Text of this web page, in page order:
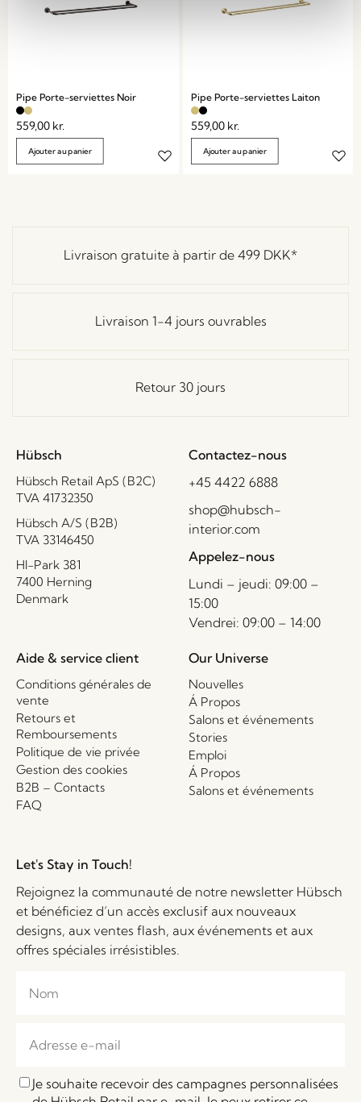
Pipe Porte-serviettes Noir
559,00 kr.
Ajouter au panier
Pipe Porte-serviettes Laiton
559,00 kr.
Ajouter au panier
Livraison gratuite à partir de 499 DKK*
Livraison 1-4 jours ouvrables
Retour 30 jours
Hübsch
Hübsch Retail ApS (B2C)
TVA 41732350
Hübsch A/S (B2B)
TVA 33146450
HI-Park 381
7400 Herning
Denmark
Contactez-nous
+45 4422 6888
shop@hubsch-
interior.com
Appelez-nous
Lundi – jeudi: 09:00 –
15:00
Vendrei: 09:00 – 14:00
Aide & service client
Conditions générales de
vente
Retours et
Remboursements
Politique de vie privée
Gestion des cookies
B2B – Contacts
FAQ
Our Universe
Nouvelles
Á Propos
Salons et événements
Stories
Emploi
Á Propos
Salons et événements
Let's Stay in Touch!
Rejoignez la communauté de notre newsletter Hübsch
et bénéficiez d’un accès exclusif aux nouveaux
designs, aux ventes flash, aux événements et aux
offres spéciales irrésistibles.
Je souhaite recevoir des campagnes personnalisées